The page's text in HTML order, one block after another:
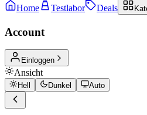
Home Testlabor Deals
Account
Einloggen
Ansicht
Hell Dunkel Auto